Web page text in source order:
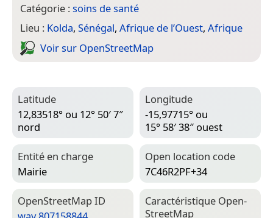
Catégorie :soins de santé
Lieu : Kolda, Sénégal, Afrique de l’Ouest, Afrique
Voir sur Open­Street­Map
Latitude
12,83518° ou 12° 50′ 7″
nord
Longitude
-15,97715° ou
15° 58′ 38″ ouest
Entité en charge
Mairie
Open location code
7C46R2PF+34
Open­Street­Map ID
Caractéristique Open­
Street­Map